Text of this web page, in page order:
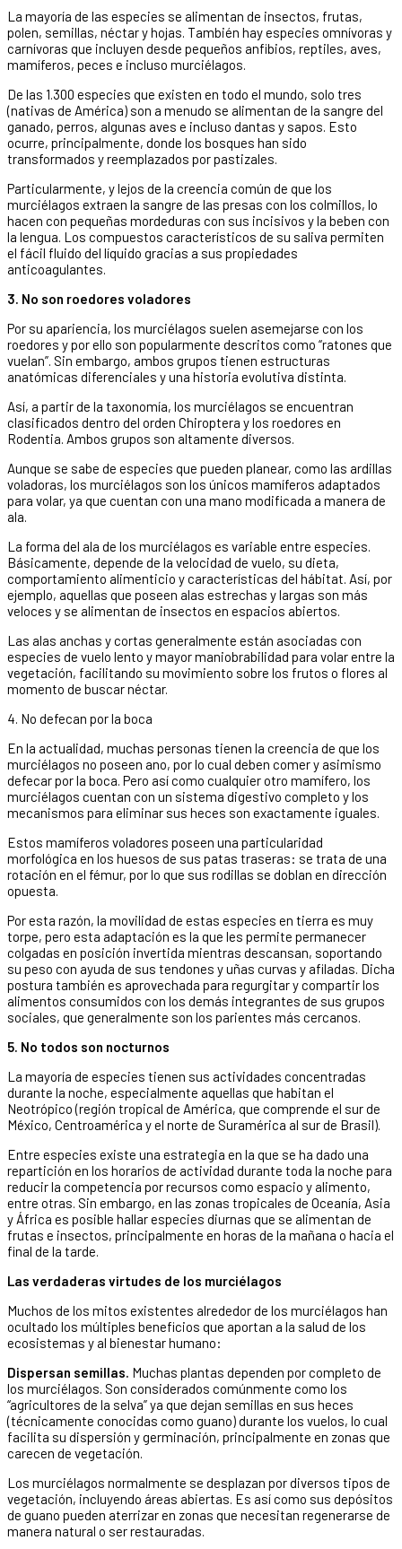
La mayoría de las especies se alimentan de insectos, frutas,
polen, semillas, néctar y hojas. También hay especies omnívoras y
carnívoras que incluyen desde pequeños anfibios, reptiles, aves,
mamíferos, peces e incluso murciélagos.
De las 1.300 especies que existen en todo el mundo, solo tres
(nativas de América) son a menudo se alimentan de la sangre del
ganado, perros, algunas aves e incluso dantas y sapos. Esto
ocurre, principalmente, donde los bosques han sido
transformados y reemplazados por pastizales.
Particularmente, y lejos de la creencia común de que los
murciélagos extraen la sangre de las presas con los colmillos, lo
hacen con pequeñas mordeduras con sus incisivos y la beben con
la lengua. Los compuestos característicos de su saliva permiten
el fácil fluido del líquido gracias a sus propiedades
anticoagulantes.
3. No son roedores voladores
Por su apariencia, los murciélagos suelen asemejarse con los
roedores y por ello son popularmente descritos como “ratones que
vuelan”. Sin embargo, ambos grupos tienen estructuras
anatómicas diferenciales y una historia evolutiva distinta.
Así, a partir de la taxonomía, los murciélagos se encuentran
clasificados dentro del orden Chiroptera y los roedores en
Rodentia. Ambos grupos son altamente diversos.
Aunque se sabe de especies que pueden planear, como las ardillas
voladoras, los murciélagos son los únicos mamíferos adaptados
para volar, ya que cuentan con una mano modificada a manera de
ala.
La forma del ala de los murciélagos es variable entre especies.
Básicamente, depende de la velocidad de vuelo, su dieta,
comportamiento alimenticio y características del hábitat. Así, por
ejemplo, aquellas que poseen alas estrechas y largas son más
veloces y se alimentan de insectos en espacios abiertos.
Las alas anchas y cortas generalmente están asociadas con
especies de vuelo lento y mayor maniobrabilidad para volar entre la
vegetación, facilitando su movimiento sobre los frutos o flores al
momento de buscar néctar.
4. No defecan por la boca
En la actualidad, muchas personas tienen la creencia de que los
murciélagos no poseen ano, por lo cual deben comer y asimismo
defecar por la boca. Pero así como cualquier otro mamífero, los
murciélagos cuentan con un sistema digestivo completo y los
mecanismos para eliminar sus heces son exactamente iguales.
Estos mamíferos voladores poseen una particularidad
morfológica en los huesos de sus patas traseras: se trata de una
rotación en el fémur, por lo que sus rodillas se doblan en dirección
opuesta.
Por esta razón, la movilidad de estas especies en tierra es muy
torpe, pero esta adaptación es la que les permite permanecer
colgadas en posición invertida mientras descansan, soportando
su peso con ayuda de sus tendones y uñas curvas y afiladas. Dicha
postura también es aprovechada para regurgitar y compartir los
alimentos consumidos con los demás integrantes de sus grupos
sociales, que generalmente son los parientes más cercanos.
5. No todos son nocturnos
La mayoría de especies tienen sus actividades concentradas
durante la noche, especialmente aquellas que habitan el
Neotrópico (región tropical de América, que comprende el sur de
México, Centroamérica y el norte de Suramérica al sur de Brasil).
Entre especies existe una estrategia en la que se ha dado una
repartición en los horarios de actividad durante toda la noche para
reducir la competencia por recursos como espacio y alimento,
entre otras. Sin embargo, en las zonas tropicales de Oceanía, Asia
y África es posible hallar especies diurnas que se alimentan de
frutas e insectos, principalmente en horas de la mañana o hacia el
final de la tarde.
Las verdaderas virtudes de los murciélagos
Muchos de los mitos existentes alrededor de los murciélagos han
ocultado los múltiples beneficios que aportan a la salud de los
ecosistemas y al bienestar humano:
Dispersan semillas. Muchas plantas dependen por completo de
los murciélagos. Son considerados comúnmente como los
“agricultores de la selva” ya que dejan semillas en sus heces
(técnicamente conocidas como guano) durante los vuelos, lo cual
facilita su dispersión y germinación, principalmente en zonas que
carecen de vegetación.
Los murciélagos normalmente se desplazan por diversos tipos de
vegetación, incluyendo áreas abiertas. Es así como sus depósitos
de guano pueden aterrizar en zonas que necesitan regenerarse de
manera natural o ser restauradas.